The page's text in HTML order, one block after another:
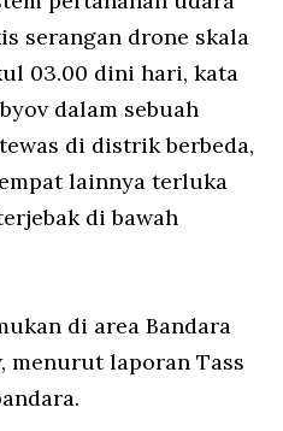
serangan drone skala
03.00 dini hari, kata
dalam sebuah
di distrik berbeda,
lainnya terluka
di bawah
di area Bandara
menurut laporan Tass